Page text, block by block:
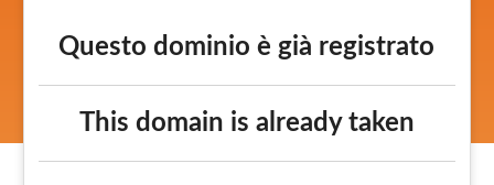
Questo dominio è già registrato
This domain is already taken